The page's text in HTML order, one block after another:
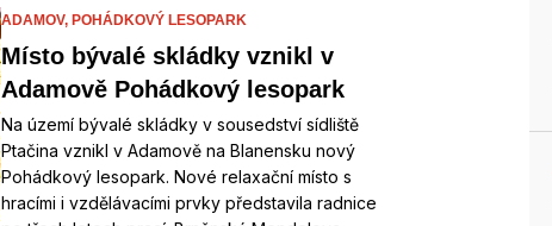
ADAMOV, POHÁDKOVÝ LESOPARK
Místo bývalé skládky vznikl v
Adamově Pohádkový lesopark
Na území bývalé skládky v sousedství sídliště
Ptačina vznikl v Adamově na Blanensku nový
Pohádkový lesopark. Nové relaxační místo s
hracími i vzdělávacími prvky představila radnice